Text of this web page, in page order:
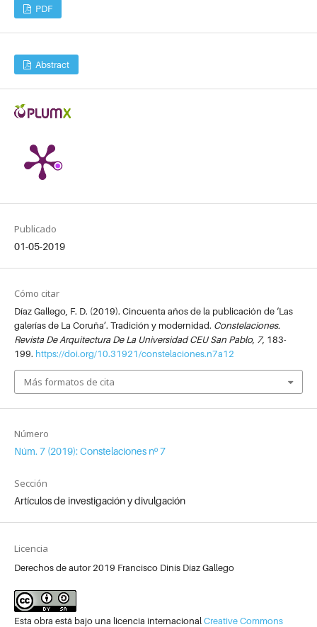
PDF
Abstract
Publicado
01-05-2019
Número
Núm. 7 (2019): Constelaciones nº 7
Sección
Artículos de investigación y divulgación
Licencia
Derechos de autor 2019 Francisco Dinís Díaz Gallego
Esta obra está bajo una licencia internacional Creative Commons
Cómo citar
Díaz Gallego, F. D. (2019). Cincuenta años de la publicación de ‘Las
galerías de La Coruña’. Tradición y modernidad. Constelaciones.
Revista De Arquitectura De La Universidad CEU San Pablo, 7, 183-
199. https://doi.org/10.31921/constelaciones.n7a12
Más formatos de cita